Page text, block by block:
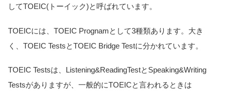
してTOEIC(トーイック)と呼ばれています。
TOEICには、TOEIC Prognamとして3種類あります。大き
く、TOEIC TestsとTOEIC Bridge Testに分かれています。
TOEIC Testsは、Listening&ReadingTestとSpeaking&Writing
Testsがありますが、一般的にTOEICと言われるときは